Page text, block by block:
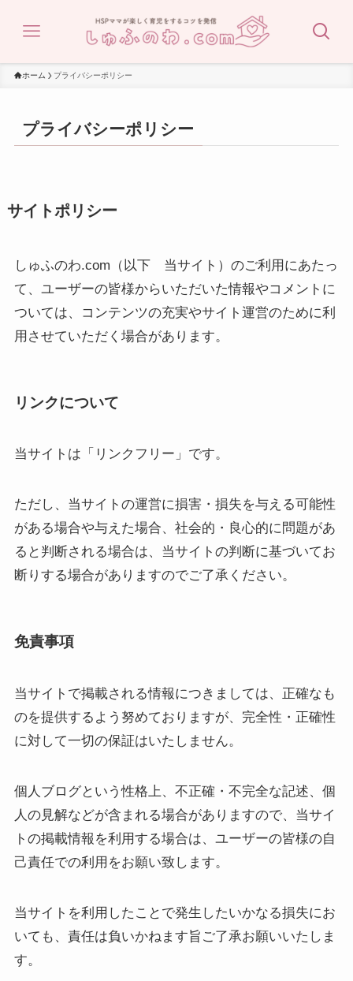
ホーム プライバシーポリシー
プライバシーポリシー
サイトポリシー
しゅふのわ.com（以下 当サイト）のご利用にあたっ
て、ユーザーの皆様からいただいた情報やコメントに
ついては、コンテンツの充実やサイト運営のために利
用させていただく場合があります。
リンクについて
当サイトは「リンクフリー」です。
ただし、当サイトの運営に損害・損失を与える可能性
がある場合や与えた場合、社会的・良心的に問題があ
ると判断される場合は、当サイトの判断に基づいてお
断りする場合がありますのでご了承ください。
免責事項
当サイトで掲載される情報につきましては、正確なも
のを提供するよう努めておりますが、完全性・正確性
に対して一切の保証はいたしません。
個人ブログという性格上、不正確・不完全な記述、個
人の見解などが含まれる場合がありますので、当サイ
トの掲載情報を利用する場合は、ユーザーの皆様の自
己責任での利用をお願い致します。
当サイトを利用したことで発生したいかなる損失にお
いても、責任は負いかねます旨ご了承お願いいたしま
す。